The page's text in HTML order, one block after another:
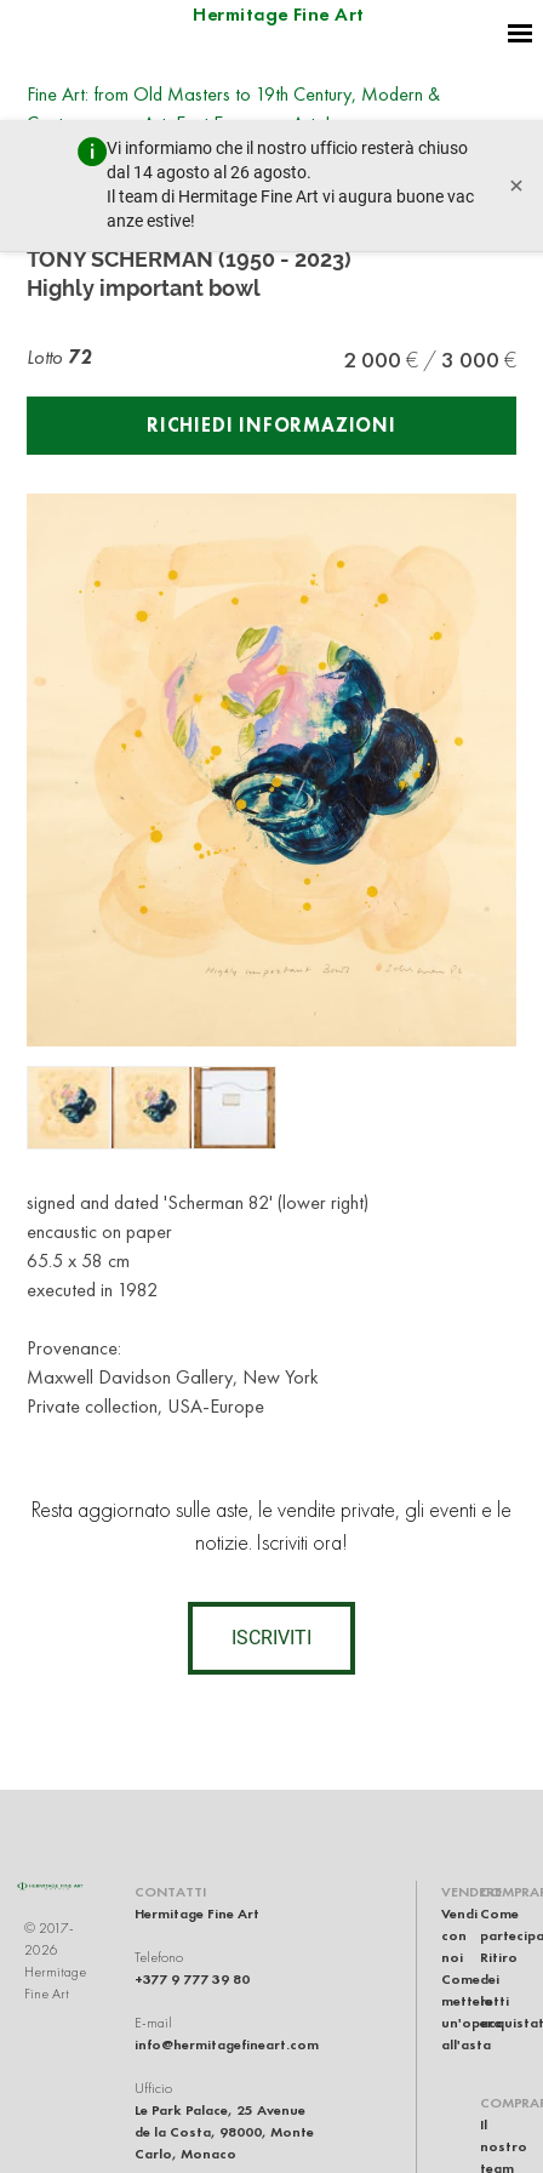
Hermitage Fine Art
Vi informiamo che il nostro ufficio resterà chiuso
dal 14 agosto al 26 agosto.
Il team di Hermitage Fine Art vi augura buone vac
anze estive!
×
Fine Art: from Old Masters to 19th Century, Modern &
Contemporary Art, East European Art, Icons
martedì 25 giugno 2024 - 14:30
lotto precedente lotto prossimo
TONY SCHERMAN (1950 - 2023)
Highly important bowl
Lotto 72 2 000 3 000
RICHIEDI INFORMAZIONI
signed and dated 'Scherman 82' (lower right)
encaustic on paper
65.5 x 58 cm
executed in 1982
Provenance:
Maxwell Davidson Gallery, New York
Private collection, USA-Europe
Resta aggiornato sulle aste, le vendite private, gli eventi e le
notizie. Iscriviti ora!
ISCRIVITI
© 2017-
2026
Hermitage
Fine Art
CONTATTI
Hermitage Fine Art
Telefono
+377 9 777 39 80
E-mail
info@hermitagefineart.com
Ufficio
Le Park Palace, 25 Avenue
de la Costa, 98000, Monte
Carlo, Monaco
VENDERE
Vendi
con
noi
Come
mettere
un'opera
all'asta
Come
Ritiro
dei
lotti
Il
nostro
team